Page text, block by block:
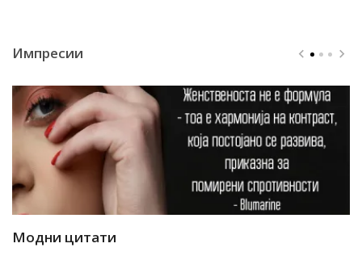
Импресии
Модни цитати